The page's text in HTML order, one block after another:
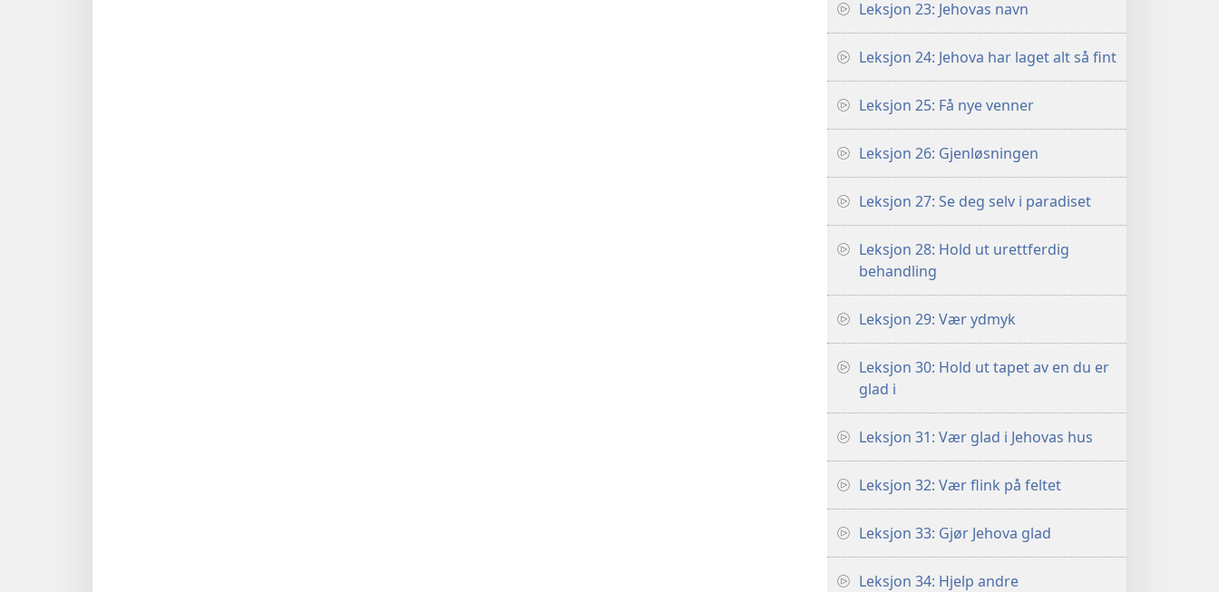
Leksjon 23: Jehovas navn
Leksjon 24: Jehova har laget alt så fint
Leksjon 25: Få nye venner
Leksjon 26: Gjenløsningen
Leksjon 27: Se deg selv i paradiset
Leksjon 28: Hold ut urettferdig
behandling
Leksjon 29: Vær ydmyk
Leksjon 30: Hold ut tapet av en du er
glad i
Leksjon 31: Vær glad i Jehovas hus
Leksjon 32: Vær flink på feltet
Leksjon 33: Gjør Jehova glad
Leksjon 34: Hjelp andre